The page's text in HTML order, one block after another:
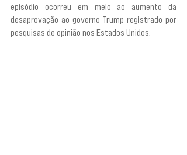
episódio ocorreu em meio ao aumento da
desaprovação ao governo Trump registrado por
pesquisas de opinião nos Estados Unidos.